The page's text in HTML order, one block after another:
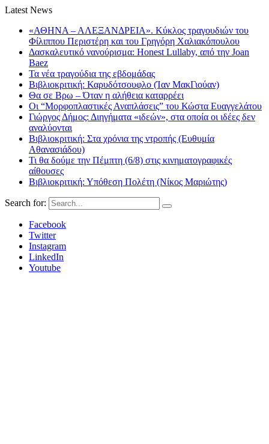
Latest News
«ΑΘΗΝΑ – ΑΛΕΞΑΝΔΡΕΙΑ». Κύκλος τραγουδιών του
Φίλιππου Περιστέρη και του Γρηγόρη Χαλιακόπουλου
Δασκαλευτικό νανούρισμα: Honest Lullaby, από την Joan
Baez
Τα νέα τραγούδια της εβδομάδας
Βιβλιοκριτική: Καρυδότσουφλο (Ίαν ΜακΓιούαν)
Θα σε Βρω – Όταν η αλήθεια καταρρέει
Οι “Μορφοπλαστικές Αναπλάσεις” του Κώστα Ευαγγελάτου
Γιώργος Δήμος: Διηγήματα «ιδεών», στα οποία οι ιδέες δεν
αναλύονται
Βιβλιοκριτική: Στα χρόνια της ντροπής (Ευθυμία
Αθανασιάδου)
Τι θα δούμε την Πέμπτη (6/8) στις κινηματογραφικές
αίθουσες
Βιβλιοκριτική: Υπόθεση Πολέτη (Νίκος Μαριώτης)
Search for:
Facebook
Twitter
Instagram
LinkedIn
Youtube